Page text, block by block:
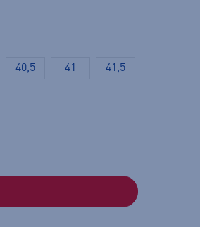
40,5 41 41,5